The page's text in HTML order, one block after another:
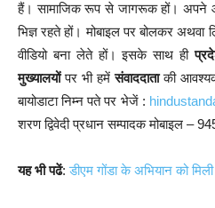
हैं। सामाजिक रूप से जागरूक हों। अपने
भिज्ञ रहते हों। मोबाइल पर बोलकर अथवा
वीडियो बना लेते हों। इसके साथ ही
मुख्यालयोंपर भी हमेंसंवाददाताकी
बायोडाटा निम्न पते पर भेजें :
शरण द्विवेदी प्रधान सम्पादक मोबाइल –
यह भी पढें:डीएम गोंडा के अभियान को